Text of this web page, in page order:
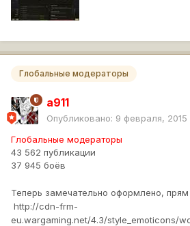
Глобальные модераторы
a911
Опубликовано: 9 февраля, 2015
Глобальные модераторы
43 562 публикации
37 945 боёв
Теперь замечательно оформлено, прям
http://cdn-frm-
eu.wargaming.net/4.3/style_emoticons/